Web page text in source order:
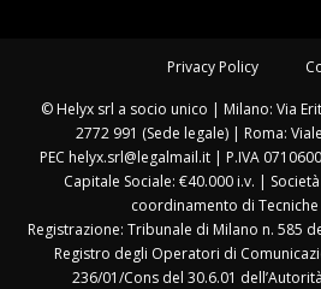
Privacy Policy
© Helyx srl a socio unico | Milano: Via
2772 991 (Sede legale) | Roma:
PEC helyx.srl@legalmail.it | P.IVA
Capitale Sociale: €40.000 i.v. |
coordinamento di Tecniche
Registrazione: Tribunale di Milano n. 585
Registro degli Operatori di
236/01/Cons del 30.6.01